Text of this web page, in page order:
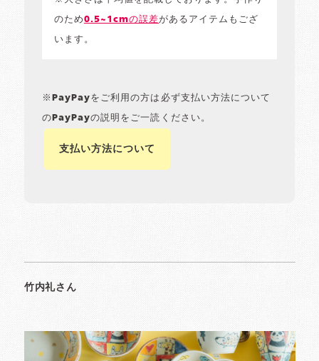
のため0.5~1cmの誤差があるアイテムもござ
います。
※PayPayをご利用の方は必ず支払い方法について
のPayPayの説明をご一読ください。
支払い方法について